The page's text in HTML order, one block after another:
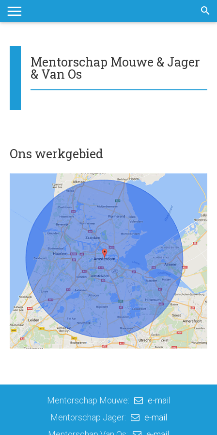
Skip
Mentorschap Mouwe & Jager
& Van Os
Ons werkgebied
Mentorschap Mouwe: e-mail
Mentorschap Jager: e-mail